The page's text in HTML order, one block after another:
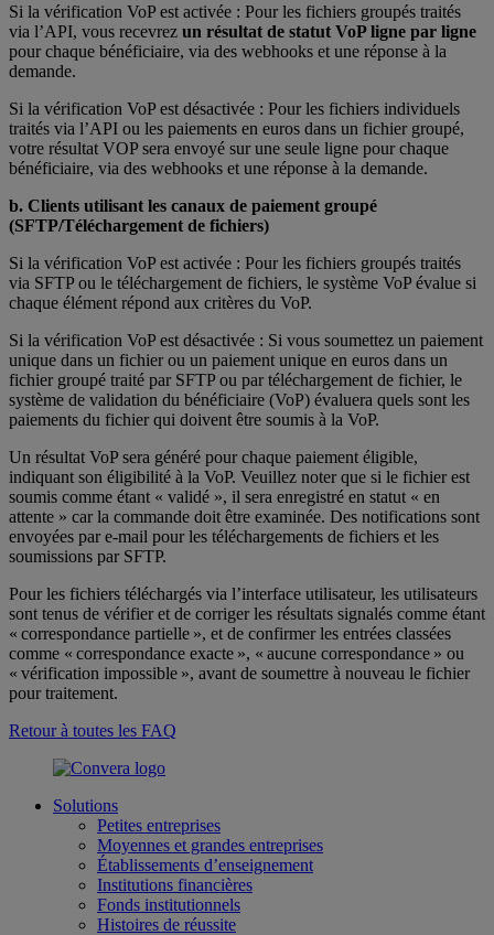
Si la vérification VoP est activée : Pour les fichiers groupés traités
via l’API, vous recevrez un résultat de statut VoP ligne par ligne
pour chaque bénéficiaire, via des webhooks et une réponse à la
demande.
Si la vérification VoP est désactivée : Pour les fichiers individuels
traités via l’API ou les paiements en euros dans un fichier groupé,
votre résultat VOP sera envoyé sur une seule ligne pour chaque
bénéficiaire, via des webhooks et une réponse à la demande.
b. Clients utilisant les canaux de paiement groupé
(SFTP/Téléchargement de fichiers)
Si la vérification VoP est activée : Pour les fichiers groupés traités
via SFTP ou le téléchargement de fichiers, le système VoP évalue si
chaque élément répond aux critères du VoP.
Si la vérification VoP est désactivée : Si vous soumettez un paiement
unique dans un fichier ou un paiement unique en euros dans un
fichier groupé traité par SFTP ou par téléchargement de fichier, le
système de validation du bénéficiaire (VoP) évaluera quels sont les
paiements du fichier qui doivent être soumis à la VoP.
Un ​​résultat VoP sera généré pour chaque paiement éligible,
indiquant son éligibilité à la VoP. Veuillez noter que si le fichier est
soumis comme étant « validé », il sera enregistré en statut « en
attente » car la commande doit être examinée. Des notifications sont
envoyées par e-mail pour les téléchargements de fichiers et les
soumissions par SFTP.
Pour les fichiers téléchargés via l’interface utilisateur, les utilisateurs
sont tenus de vérifier et de corriger les résultats signalés comme étant
« correspondance partielle », et de confirmer les entrées classées
comme « correspondance exacte », « aucune correspondance » ou
« vérification impossible », avant de soumettre à nouveau le fichier
pour traitement.
Retour à toutes les FAQ
Solutions
Petites entreprises
Moyennes et grandes entreprises
Établissements d’enseignement
Institutions financières
Fonds institutionnels
Histoires de réussite